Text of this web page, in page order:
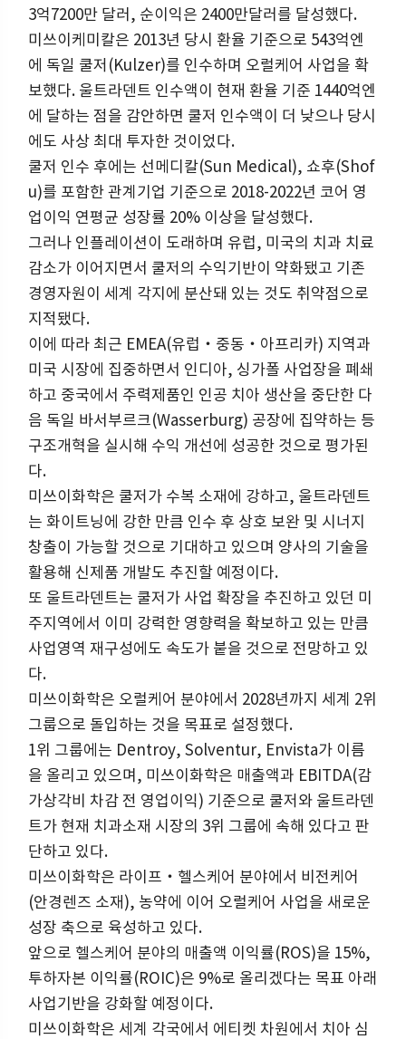
3억7200만 달러, 순이익은 2400만달러를 달성했다.
미쓰이케미칼은 2013년 당시 환율 기준으로 543억엔
에 독일 쿨저(Kulzer)를 인수하며 오럴케어 사업을 확
보했다. 울트라덴트 인수액이 현재 환율 기준 1440억엔
에 달하는 점을 감안하면 쿨저 인수액이 더 낮으나 당시
에도 사상 최대 투자한 것이었다.
쿨저 인수 후에는 선메디칼(Sun Medical), 쇼후(Shof
u)를 포함한 관계기업 기준으로 2018-2022년 코어 영
업이익 연평균 성장률 20% 이상을 달성했다.
그러나 인플레이션이 도래하며 유럽, 미국의 치과 치료
감소가 이어지면서 쿨저의 수익기반이 약화됐고 기존
경영자원이 세계 각지에 분산돼 있는 것도 취약점으로
지적됐다.
이에 따라 최근 EMEA(유럽‧중동‧아프리카) 지역과
미국 시장에 집중하면서 인디아, 싱가폴 사업장을 폐쇄
하고 중국에서 주력제품인 인공 치아 생산을 중단한 다
음 독일 바서부르크(Wasserburg) 공장에 집약하는 등
구조개혁을 실시해 수익 개선에 성공한 것으로 평가된
다.
미쓰이화학은 쿨저가 수복 소재에 강하고, 울트라덴트
는 화이트닝에 강한 만큼 인수 후 상호 보완 및 시너지
창출이 가능할 것으로 기대하고 있으며 양사의 기술을
활용해 신제품 개발도 추진할 예정이다.
또 울트라덴트는 쿨저가 사업 확장을 추진하고 있던 미
주지역에서 이미 강력한 영향력을 확보하고 있는 만큼
사업영역 재구성에도 속도가 붙을 것으로 전망하고 있
다.
미쓰이화학은 오럴케어 분야에서 2028년까지 세계 2위
그룹으로 돌입하는 것을 목표로 설정했다.
1위 그룹에는 Dentroy, Solventur, Envista가 이름
을 올리고 있으며, 미쓰이화학은 매출액과 EBITDA(감
가상각비 차감 전 영업이익) 기준으로 쿨저와 울트라덴
트가 현재 치과소재 시장의 3위 그룹에 속해 있다고 판
단하고 있다.
미쓰이화학은 라이프‧헬스케어 분야에서 비전케어
(안경렌즈 소재), 농약에 이어 오럴케어 사업을 새로운
성장 축으로 육성하고 있다.
앞으로 헬스케어 분야의 매출액 이익률(ROS)을 15%,
투하자본 이익률(ROIC)은 9%로 올리겠다는 목표 아래
사업기반을 강화할 예정이다.
미쓰이화학은 세계 각국에서 에티켓 차원에서 치아 심